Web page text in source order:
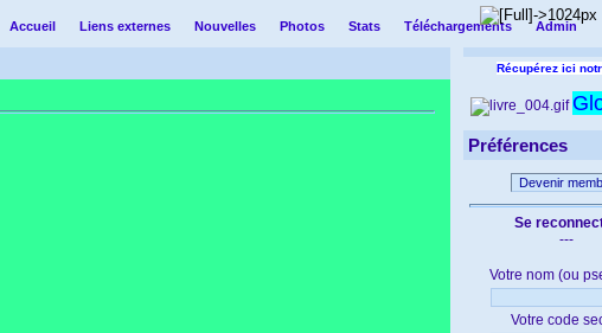
Admin
Accueil Liens externes Nouvelles Photos Stats Téléchargements
Récupérez ici
Préférences
Devenir
Se
---
Votre nom (ou
Votre code